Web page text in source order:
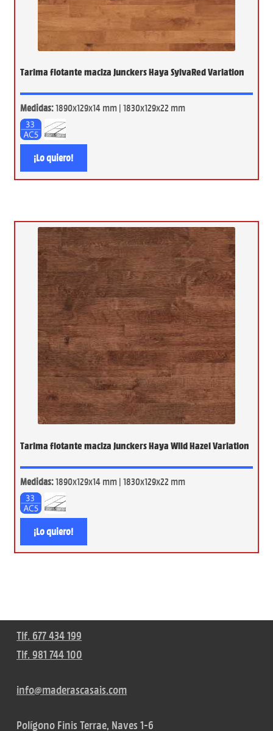
Tarima flotante maciza Junckers Haya SylvaRed Variation
Medidas:1890x129x14 mm | 1830x129x22 mm
¡Lo quiero!
Tarima flotante maciza Junckers Haya Wild Hazel Variation
Medidas:1890x129x14 mm | 1830x129x22 mm
¡Lo quiero!
Tlf. 677 434 199
Tlf. 981 744 100
info@maderascasais.com
Polígono Finis Terrae, Naves 1-6